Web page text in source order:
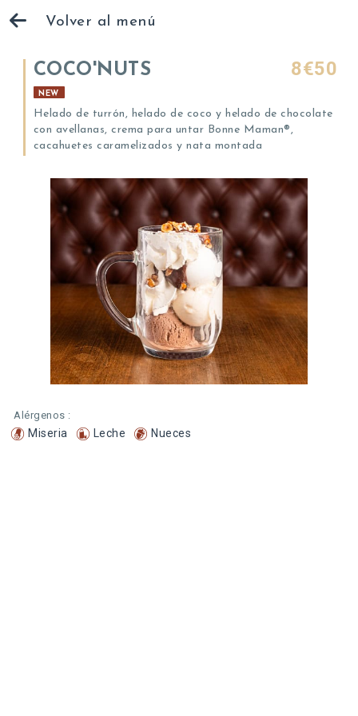
Volver al menú
COCO'NUTS 8€50
NEW
Helado de turrón, helado de coco y helado de chocolate
con avellanas, crema para untar Bonne Maman®,
cacahuetes caramelizados y nata montada
Alérgenos :
Miseria Leche Nueces